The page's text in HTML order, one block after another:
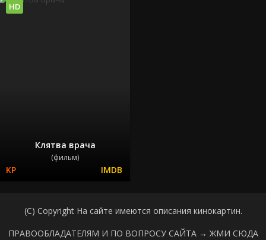
Клятва врача
(фильм)
HD
(C) Copyright На сайте имеются описания кинокартин.
ПРАВООБЛАДАТЕЛЯМ И ПО ВОПРОСУ САЙТА → ЖМИ СЮДА